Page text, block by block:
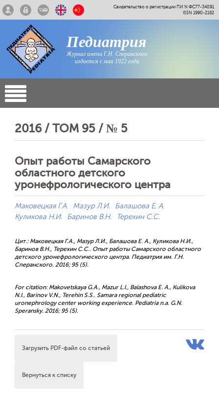
Свидетельство о регистрации ПИ N ФС77-34091
ISSN 1990-2182
Педиатрия
Журнал имени Г.Н. Сперанского
издается с мая 1922 года
2016 / ТОМ 95 / № 5
Опыт работы Cамарского
областного детского
уронефрологического центра
Маковецкая Г.А. Мазур Л.И.
Балашова Е. А.
Куликова Н.И.
Баринов В.Н. Терехин С.С.
Цит.: Маковецкая Г.А., Мазур Л.И., Балашова Е. А., Куликова Н.И.,
Баринов В.Н., Терехин С.С.. Опыт работы Cамарского областного
детского уронефрологического центра. Педиатрия им. Г.Н.
Сперанского. 2016; 95 (5).
For citation: Makovetskaya G.A., Mazur L.I., Balashova E. A., Kulikova
N.I., Barinov V.N., Terehin S.S.. Samara regional pediatric
uronephrology center working experience. Pediatria n.a. G.N.
Speransky. 2016; 95 (5).
Загрузить PDF-файл со статьей
Вернуться к списку